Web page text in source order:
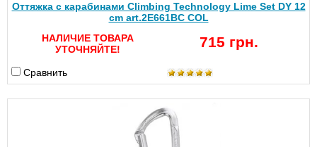
Оттяжка с карабинами Climbing Technology Lime Set DY 12
cm art.2E661BC COL
НАЛИЧИЕ ТОВАРА
УТОЧНЯЙТЕ!
715 грн.
Сравнить